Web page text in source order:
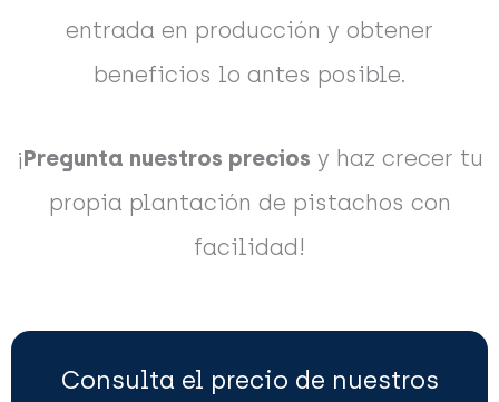
entrada en producción y obtener
beneficios lo antes posible.
¡Pregunta nuestros precios y haz crecer tu
propia plantación de pistachos con
facilidad!
Consulta el precio de nuestros